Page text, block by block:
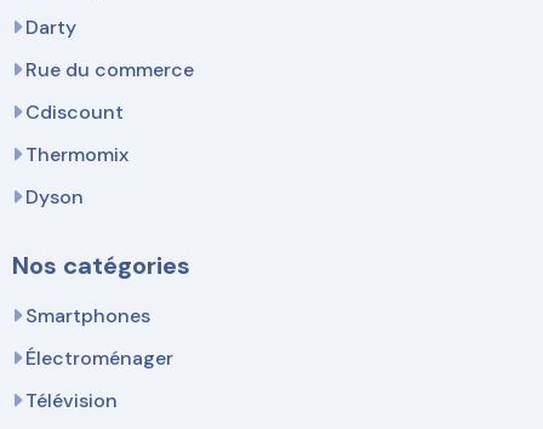
Darty
Rue du commerce
Cdiscount
Thermomix
Dyson
Nos catégories
Smartphones
Électroménager
Télévision